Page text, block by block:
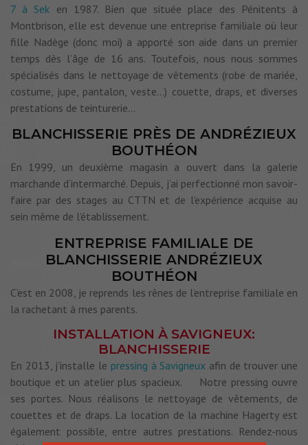
7 à Sek en 1987. Bien que située place des Pénitents à
Montbrison, elle est devenue une entreprise familiale où leur
fille Nadège (donc moi) a apporté son aide dans un premier
temps dès l’âge de 16 ans. Toutefois, nous nous sommes
spécialisés dans le nettoyage de vêtements (robe de mariée,
costume, jupe, pantalon, veste…) couette, draps, et diverses
prestations de teinturerie…
BLANCHISSERIE PRÈS DE ANDRÉZIEUX
BOUTHÉON
En 1999, un deuxième magasin a ouvert dans la galerie
marchande d’intermarché. Depuis, j’ai perfectionné mon savoir-
faire par des stages au CTTN et de l’expérience acquise au
sein même de l’établissement.
ENTREPRISE FAMILIALE DE
BLANCHISSERIE ANDRÉZIEUX
BOUTHÉON
C’est en 2008, je reprends les rênes de l’entreprise familiale en
la rachetant à mes parents.
INSTALLATION À SAVIGNEUX:
BLANCHISSERIE
En 2013, j’installe le pressing à Savigneux afin de trouver une
boutique et un atelier plus spacieux. Notre pressing ouvre
ses portes. Nous réalisons le nettoyage de vêtements, de
couettes et de draps. La location de la machine Hagerty est
également possible, entre autres prestations. Rendez-nous